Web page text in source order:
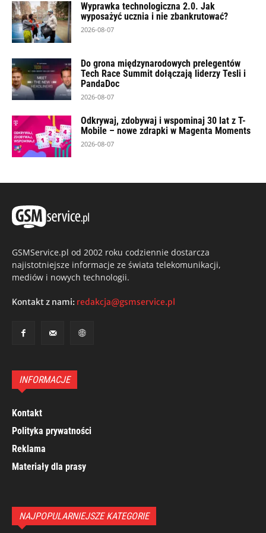
Wyprawka technologiczna 2.0. Jak
wyposażyć ucznia i nie zbankrutować?
2026-08-07
Do grona międzynarodowych prelegentów
Tech Race Summit dołączają liderzy Tesli i
PandaDoc
2026-08-07
Odkrywaj, zdobywaj i wspominaj 30 lat z T-
Mobile – nowe zdrapki w Magenta Moments
2026-08-07
GSMService.pl od 2002 roku codziennie dostarcza
najistotniejsze informacje ze świata telekomunikacji,
mediów i nowych technologii.
Kontakt z nami: redakcja@gsmservice.pl
INFORMACJE
Kontakt
Polityka prywatności
Reklama
Materiały dla prasy
NAJPOPULARNIEJSZE KATEGORIE